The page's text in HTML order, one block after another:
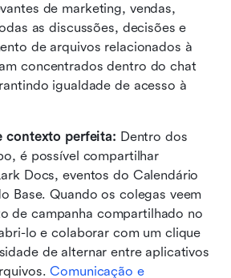
de marketing, vendas,
as discussões, decisões e
de arquivos relacionados à
concentrados dentro do chat
igualdade de acesso à
contexto perfeita: Dentro dos
é possível compartilhar
Docs, eventos do Calendário
Base. Quando os colegas veem
de campanha compartilhado no
lo e colaborar com um clique
de alternar entre aplicativos
Comunicação e